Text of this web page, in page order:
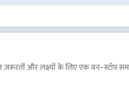
और लक्ष्यों के लिए एक वन-स्टॉप